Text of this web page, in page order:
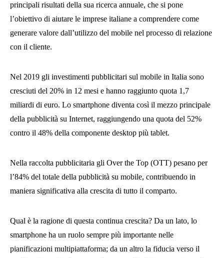
principali risultati della sua ricerca annuale, che si pone
l’obiettivo di aiutare le imprese italiane a comprendere come
generare valore dall’utilizzo del mobile nel processo di relazione
con il cliente.
Nel 2019 gli investimenti pubblicitari sul mobile in Italia sono
cresciuti del 20% in 12 mesi e hanno raggiunto quota 1,7
miliardi di euro. Lo smartphone diventa così il mezzo principale
della pubblicità su Internet, raggiungendo una quota del 52%
contro il 48% della componente desktop più tablet.
Nella raccolta pubblicitaria gli Over the Top (OTT) pesano per
l’84% del totale della pubblicità su mobile, contribuendo in
maniera significativa alla crescita di tutto il comparto.
Qual è la ragione di questa continua crescita? Da un lato, lo
smartphone ha un ruolo sempre più importante nelle
pianificazioni multipiattaforma; da un altro la fiducia verso il